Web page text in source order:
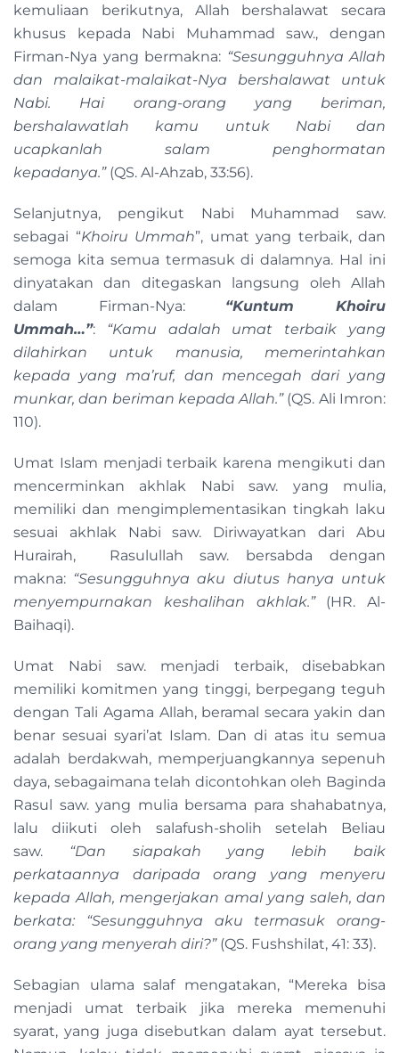
kemuliaan berikutnya, Allah bershalawat secara
khusus kepada Nabi Muhammad saw., dengan
Firman-Nya yang bermakna: “Sesungguhnya Allah
dan malaikat-malaikat-Nya bershalawat untuk
Nabi. Hai orang-orang yang beriman,
bershalawatlah kamu untuk Nabi dan
ucapkanlah salam penghormatan
kepadanya.”(QS. Al-Ahzab, 33:56).
Selanjutnya, pengikut Nabi Muhammad saw.
sebagai “Khoiru Ummah”, umat yang terbaik, dan
semoga kita semua termasuk di dalamnya. Hal ini
dinyatakan dan ditegaskan langsung oleh Allah
dalam Firman-Nya: “Kuntum Khoiru
Ummah…”: “Kamu adalah umat terbaik yang
dilahirkan untuk manusia, memerintahkan
kepada yang ma’ruf, dan mencegah dari yang
munkar, dan beriman kepada Allah.”(QS. Ali Imron:
110).
Umat Islam menjadi terbaik karena mengikuti dan
mencerminkan akhlak Nabi saw. yang mulia,
memiliki dan mengimplementasikan tingkah laku
sesuai akhlak Nabi saw. Diriwayatkan dari Abu
Hurairah, Rasulullah saw. bersabda dengan
makna: “Sesungguhnya aku diutus hanya untuk
menyempurnakan keshalihan akhlak.”(HR. Al-
Baihaqi).
Umat Nabi saw. menjadi terbaik, disebabkan
memiliki komitmen yang tinggi, berpegang teguh
dengan Tali Agama Allah, beramal secara yakin dan
benar sesuai syari’at Islam. Dan di atas itu semua
adalah berdakwah, memperjuangkannya sepenuh
daya, sebagaimana telah dicontohkan oleh Baginda
Rasul saw. yang mulia bersama para shahabatnya,
lalu diikuti oleh salafush-sholih setelah Beliau
saw. “Dan siapakah yang lebih baik
perkataannya daripada orang yang menyeru
kepada Allah, mengerjakan amal yang saleh, dan
berkata: “Sesungguhnya aku termasuk orang-
orang yang menyerah diri?”(QS. Fushshilat, 41: 33).
Sebagian ulama salaf mengatakan, “Mereka bisa
menjadi umat terbaik jika mereka memenuhi
syarat, yang juga disebutkan dalam ayat tersebut.